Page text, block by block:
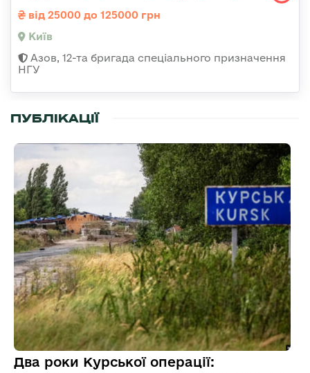
від 25000 до 125000 грн
Київ
Азов, 12-та бригада спеціального призначення
НГУ
ПУБЛІКАЦІЇ
Два роки Курської операції: